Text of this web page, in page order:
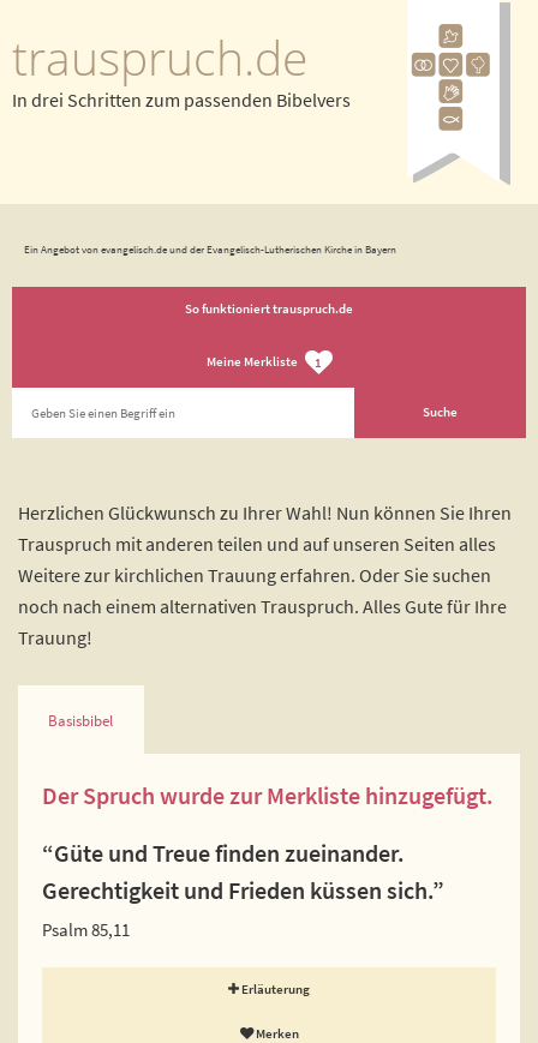
trauspruch.de
In drei Schritten zum passenden Bibelvers
Ein Angebot von evangelisch.de und der Evangelisch-Lutherischen Kirche in Bayern
So funktioniert trauspruch.de
Meine Merkliste 1
Herzlichen Glückwunsch zu Ihrer Wahl! Nun können Sie Ihren
Trauspruch mit anderen teilen und auf unseren Seiten alles
Weitere zur kirchlichen Trauung erfahren. Oder Sie suchen
noch nach einem alternativen Trauspruch. Alles Gute für Ihre
Trauung!
Basisbibel
Der Spruch wurde zur Merkliste hinzugefügt.
“Güte und Treue finden zueinander.
Gerechtigkeit und Frieden küssen sich.”
Psalm 85,11
Erläuterung
Merken